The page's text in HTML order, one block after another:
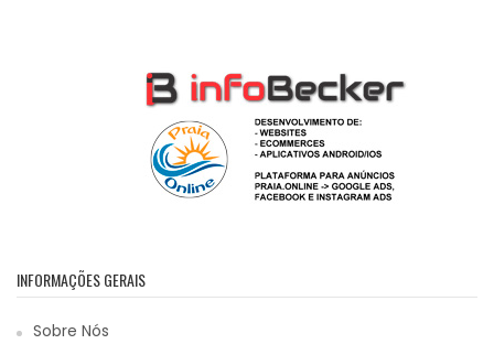
INFORMAÇÕES GERAIS
Sobre Nós